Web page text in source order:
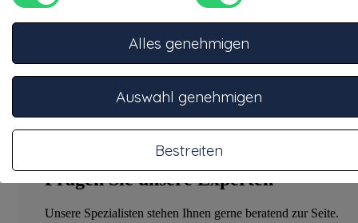
Min. Temperatur
(°C)
Fragen Sie unsere Experten
Unsere Spezialisten stehen Ihnen gerne beratend zur Seite.
Bestreiten
Auswahl genehmigen
Alles genehmigen